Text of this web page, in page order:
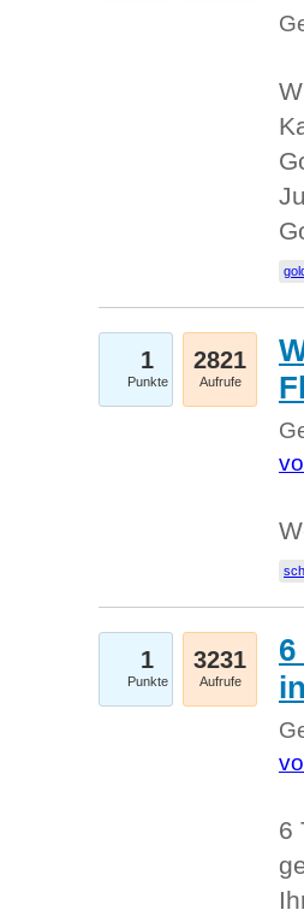
1
Punkte
2821
Aufrufe
1
Punkte
3231
Aufrufe
6